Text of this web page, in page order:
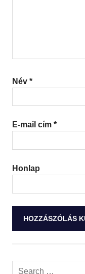
Név *
E-mail cím *
Honlap
Search